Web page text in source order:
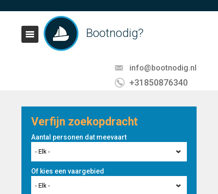
Bootnodig?
info@bootnodig.nl
+31850876340
Verfijn zoekopdracht
Aantal personen dat meevaart
- Elk -
Of kies een vaargebied
- Elk -